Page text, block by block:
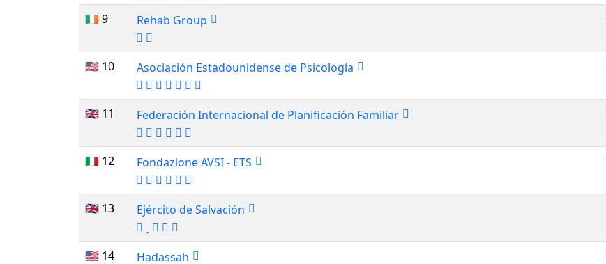
🇮🇪 9 Rehab Group
🇺🇸 10 Asociación Estadounidense de Psicología
🇬🇧 11 Federación Internacional de Planificación Familiar
🇮🇹 12 Fondazione AVSI - ETS
🇬🇧 13 Ejército de Salvación
🇺🇸 14 Hadassah